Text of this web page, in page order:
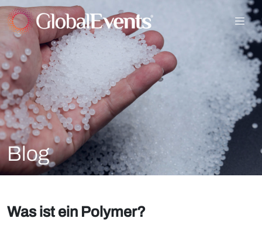
Blog
Was ist ein Polymer?